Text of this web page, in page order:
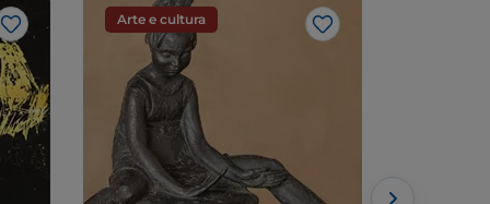
Like
Arte e cultura
Like